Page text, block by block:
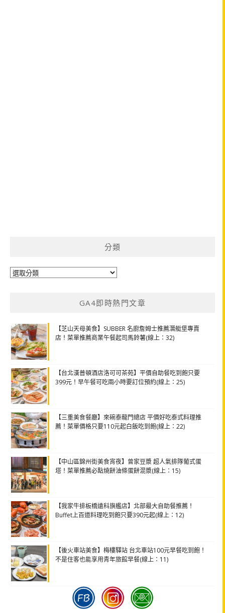
分類
分
GA4即時熱門文章
【芝山天母美食】SUBBER 名廚詹姆士推薦潛艇堡專賣
店！菜單推薦商業午餐起司馬鈴薯(線上：32)
【台北漢普頓酒店洛可可茶苑】平價自助餐吃到飽只要
399元！早午餐可吃兩小時要訂位預約(線上：25)
【三重美食餐廳】來碗泰龍門總店 平價好吃泰式料理推
薦！菜單價格只要110元起白飯吃到飽(線上：22)
【中山區錦州街美食宵夜】曾家豆漿 超人氣排隊葡式蛋
塔！菜單推薦必點燒餅油條蛋餅混漿(線上：15)
【我家牛排板橋遠科旗艦店】北部最大自助餐推薦！
Buffet上百道料理吃到飽只要390元起(線上：12)
【後火車站美食】梅樓驛站 台北車站100元早餐吃到飽！
不是住客也能享用青年旅館早餐(線上：11)